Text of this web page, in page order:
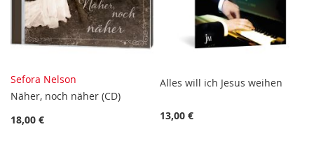
Sefora Nelson
Näher, noch näher (CD)
18,00 €
Alles will ich Jesus weihen
13,00 €